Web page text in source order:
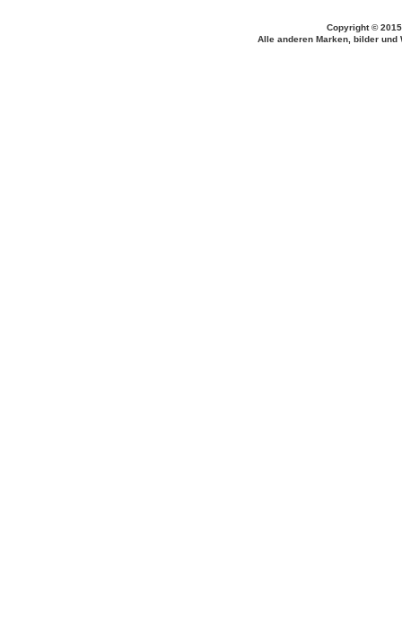
Copyright ©
Alle anderen Marken, bilder und